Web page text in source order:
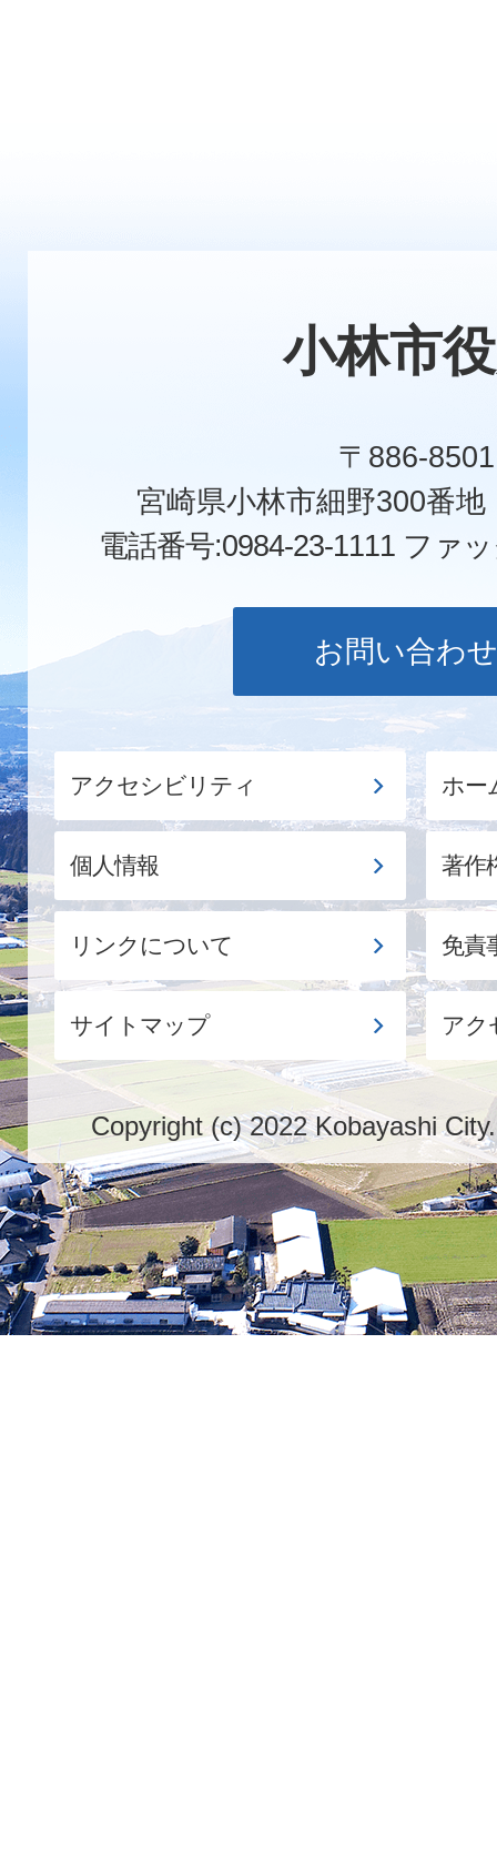
小林市
〒886-8501
宮崎県小林市細野300番
電話番号:0984-23-1111 ファ
お問い合わせ
アクセシビリティ ホー
個人情報 著作
リンクについて 免責
サイトマップ アク
Copyright (c) 2022 Kobayashi